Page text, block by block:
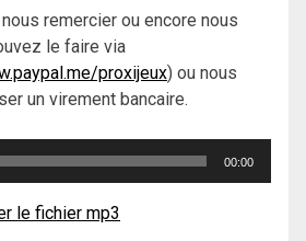
remercier ou encore nous
le faire via
proxijeux) ou nous
un virement bancaire.
00:00
le fichier mp3